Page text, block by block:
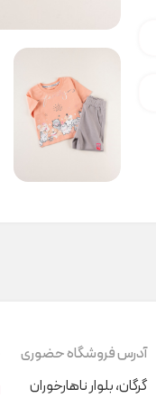
آدرس فروشگاه حضوری
گرگان، بلوار ناهارخوران